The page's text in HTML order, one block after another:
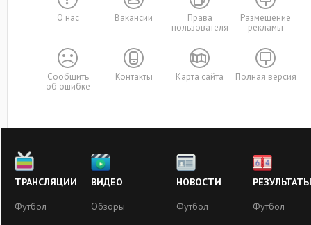
О нас Вакансии
Права
пользователя
Размещение
рекламы
Сообщить
об ошибке
Контакты Карта сайта Полная версия
ТРАНСЛЯЦИИ
Футбол
ВИДЕО
Обзоры
НОВОСТИ
Футбол
РЕЗУЛЬТАТЫ
Футбол